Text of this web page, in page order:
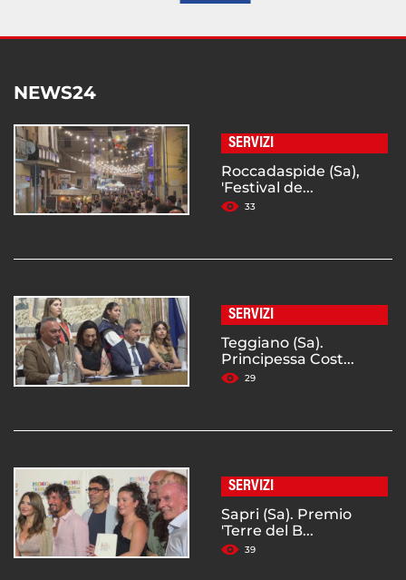
NEWS24
SERVIZI
Roccadaspide (Sa),
'Festival de...
33
SERVIZI
Teggiano (Sa).
Principessa Cost...
29
SERVIZI
Sapri (Sa). Premio
'Terre del B...
39